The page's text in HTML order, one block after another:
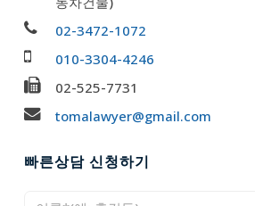
02-3472-1072
010-3304-4246
02-525-7731
tomalawyer@gmail.com
빠른상담 신청하기